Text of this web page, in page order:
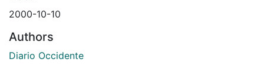
2000-10-10
Authors
Diario Occidente